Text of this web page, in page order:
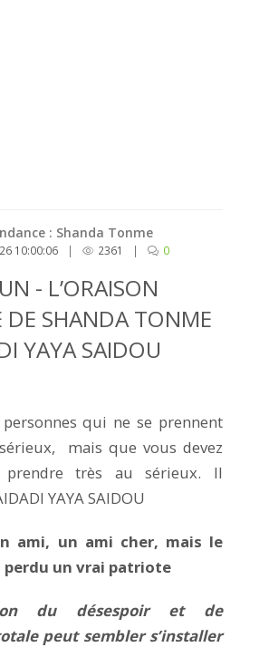
: Shanda Tonme
10:00:06 | 2361 | 0
- L’ORAISON
DE SHANDA TONME
YAYA SAIDOU
qui ne se prennent
mais que vous devez
prendre très au sérieux. Il
YAYA SAIDOU
ami, un ami cher, mais le
perdu un vrai patriote
du désespoir et de
peut sembler s’installer